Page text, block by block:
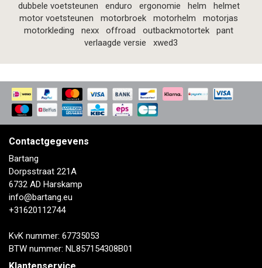
dubbele voetsteunen
enduro ergonomie helm
helmet
motor voetsteunen
motorbroek motorhelm
motorjas
motorkleding
nexx offroad outbackmotortek
pant
verlaagde versie
xwed3
Contactgegevens
Bartang
Dorpsstraat 221A
6732 AD Harskamp
info@bartang.eu
+31620112744
KvK nummer: 67735053
BTW nummer: NL857154308B01